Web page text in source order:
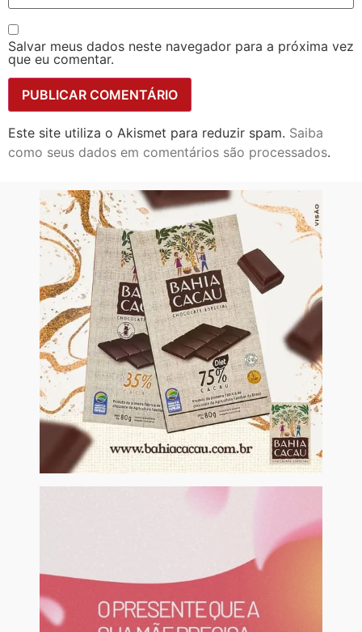
Salvar meus dados neste navegador para a próxima vez
que eu comentar.
Este site utiliza o Akismet para reduzir spam. Saiba
como seus dados em comentários são processados.